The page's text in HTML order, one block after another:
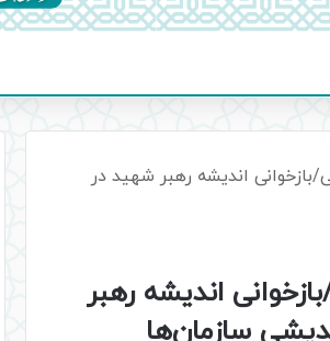
اندیشه رهبر شهید در
اندیشه رهبر
سازمان‌ها